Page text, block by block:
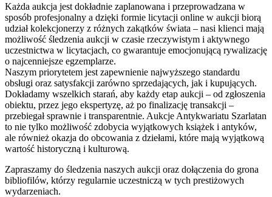
Każda aukcja jest dokładnie zaplanowana i przeprowadzana w
sposób profesjonalny a dzięki formie licytacji online w aukcji biorą
udział kolekcjonerzy z różnych zakątków świata – nasi klienci mają
możliwość śledzenia aukcji w czasie rzeczywistym i aktywnego
uczestnictwa w licytacjach, co gwarantuje emocjonującą rywalizację
o najcenniejsze egzemplarze.
Naszym priorytetem jest zapewnienie najwyższego standardu
obsługi oraz satysfakcji zarówno sprzedających, jak i kupujących.
Dokładamy wszelkich starań, aby każdy etap aukcji – od zgłoszenia
obiektu, przez jego ekspertyzę, aż po finalizację transakcji –
przebiegał sprawnie i transparentnie. Aukcje Antykwariatu Szarlatan
to nie tylko możliwość zdobycia wyjątkowych książek i antyków,
ale również okazja do obcowania z dziełami, które mają wyjątkową
wartość historyczną i kulturową.
Zapraszamy do śledzenia naszych aukcji oraz dołączenia do grona
bibliofilów, którzy regularnie uczestniczą w tych prestiżowych
wydarzeniach.